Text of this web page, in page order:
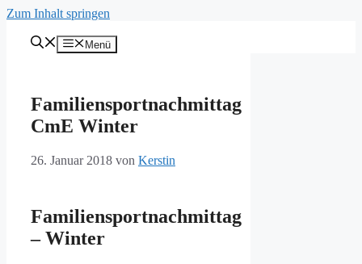
Zum Inhalt springen
Menü
Familiensportnachmittag
CmE Winter
26. Januar 2018 von Kerstin
Familiensportnachmittag
– Winter